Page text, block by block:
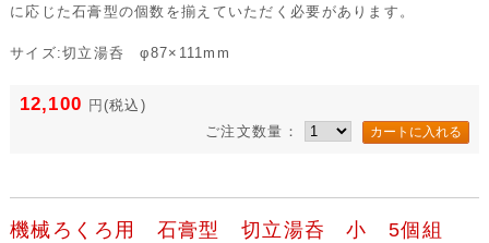
に応じた石膏型の個数を揃えていただく必要があります。
サイズ:切立湯呑 φ87×111mm
12,100 円 (税込)
ご注文数量：
機械ろくろ用 石膏型 切立湯呑 小 5個組